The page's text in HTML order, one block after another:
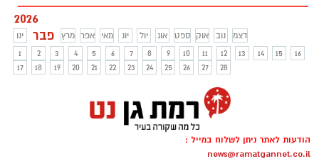
2026
ינו פבר מרץ אפר מאי יונ יול אוג ספט אוק נוב
דצמ
1
2 3 4 5 6 7 8 9 10 11 12 13 14 15
16
17
18 19 20 21 22 23 24 25 26 27 28
הודעות לאתר ניתן לשלוח במייל :
news@ramatgannet.co.il